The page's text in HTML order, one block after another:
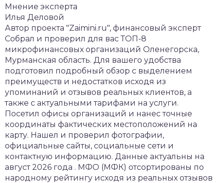
Мнение эксперта
Илья Деловой
Автор проекта "Zaimini.ru", финансовый эксперт
Собрал и проверил для вас ТОП-8
микрофинансовых организаций Оленегорска,
Мурманская область. Для вашего удобства
подготовил подробный обзор с выделением
преимуществ и недостатков исходя из
упоминаний и отзывов реальных клиентов, а
также с актуальными тарифами на услуги.
Посетил офисы организаций и нанес точные
координаты фактических местоположений на
карту. Нашел и проверил фотографии,
официальные сайты, социальные сети и
контактную информацию. Данные актуальны на
август 2026 года . МФО (МФК) отсортированы по
народному рейтингу исходя из реальных отзывов